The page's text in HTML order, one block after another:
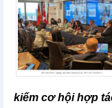
kiếm cơ hội hợp